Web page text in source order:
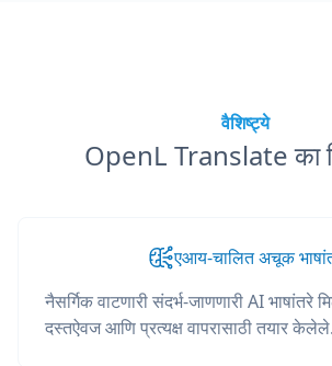
वैशिष्ट्ये
OpenL Translate का
एआय-चालित अचूक
नैसर्गिक वाटणारी संदर्भ-जाणणारी AI भाषांतरे
दस्तऐवज आणि प्रत्यक्ष वापरासाठी तयार केलेले.